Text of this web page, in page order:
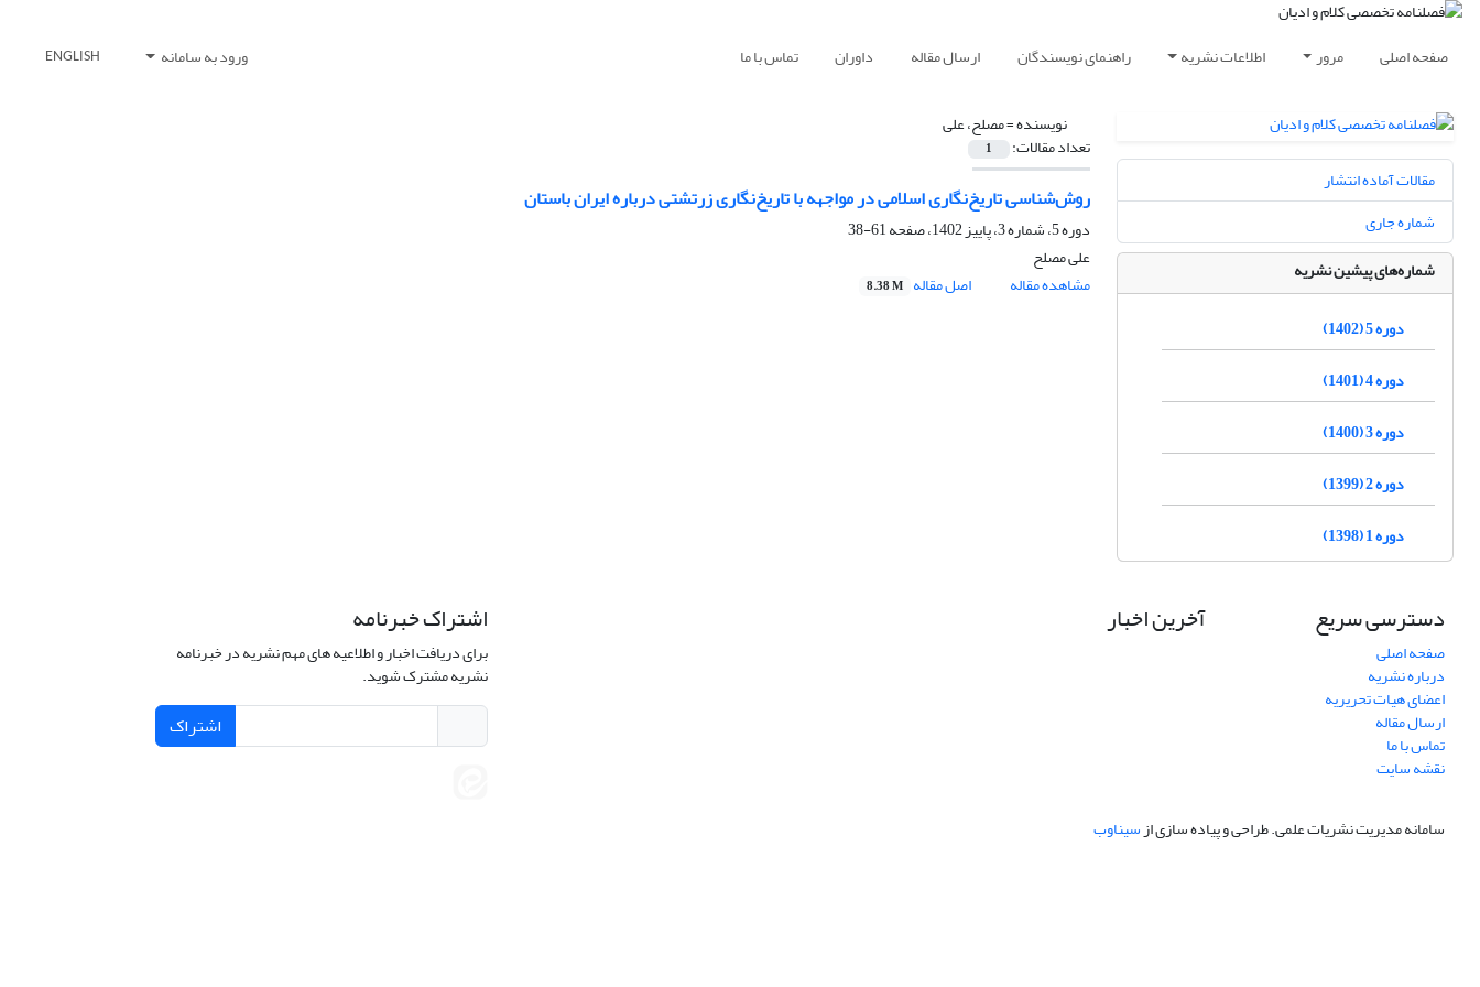
صفحه اصلی مرور اطلاعات نشریه راهنمای نویسندگان ارسال مقاله داوران تماس با ما ورود به سامانه ENGLISH
نویسنده =مصلح، علی
تعداد مقالات: 1
روش‌شناسی تاریخ‌نگاری اسلامی در مواجهه با تاریخ‌نگاری زرتشتی درباره ایران باستان
دوره 5، شماره 3، پاییز 1402، صفحه
61-38
علی مصلح
مشاهده مقاله
اصل مقاله 8.38 M
مقالات آماده انتشار
شماره جاری
شماره‌های پیشین نشریه
دوره 5 (1402)
دوره 4 (1401)
دوره 3 (1400)
دوره 2 (1399)
دوره 1 (1398)
دسترسی سریع
صفحه اصلی
درباره نشریه
اعضای هیات تحریریه
ارسال مقاله
تماس با ما
نقشه سایت
آخرین اخبار اشتراک خبرنامه
برای دریافت اخبار و اطلاعیه های مهم نشریه در خبرنامه
نشریه مشترک شوید.
اشتراک
سامانه مدیریت نشریات علمی.طراحی و پیاده سازی ازسیناوب